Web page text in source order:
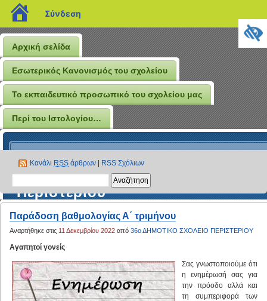
blogs.sch.gr
Σύνδεση
Αρχική σελίδα
Εσωτερικός Κανονισμός του σχολείου
Το εκπαιδευτικό προσωπικό του σχολείου μας
Περί του Ιστολογίου…
Το Ιστολόγιο του 36ου
Δημοτικού Σχολείου
Περιστερίου
Κανάλι RSS άρθρων RSS Σχόλιων
Παράδοση βαθμολογίας Α΄ τριμήνου
Αναρτήθηκε στις 11 Δεκεμβρίου 2022 από 36ο ΔΗΜΟΤΙΚΟ ΣΧΟΛΕΙΟ ΠΕΡΙΣΤΕΡΙΟΥ
Αγαπητοί γονείς
Σας γνωστοποιούμε ότι
η ενημέρωσή σας για
την πρόοδο αλλά και
τη συμπεριφορά των